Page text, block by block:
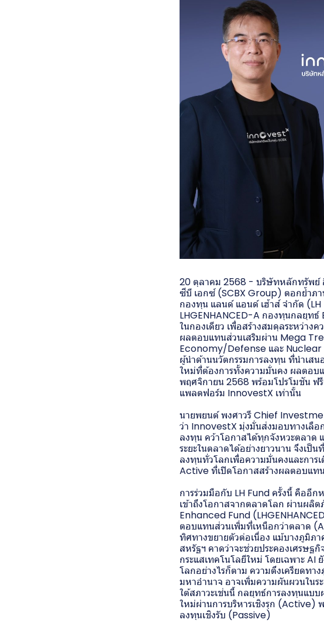
20 ตุลาคม 2568 - บริษัทหลักทรัพย์
ซีบี เอกซ์ (SCBX Group) ตอกย้ำภ
กองทุน แลนด์ แอนด์ เฮ้าส์ จำกัด
LHGENHANCED-A กองทุนกลยุท
ในกองเดียว เพื่อสร้างสมดุลระหว่าง
ผลตอบแทนส่วนเสริมผ่าน Mega
Economy/Defense และ Nuclear
ผู้นำด้านนวัตกรรมการลงทุน ที่นำเส
ใหม่ที่ต้องการทั้งความมั่นคง ผลตอบ
พฤศจิกายน 2568 พร้อมโปรโมชัน ฟ
แพลตฟอร์ม InnovestX เท่านั้น
นายพยนต์ พงศาวรี Chief
ว่า InnovestX มุ่งมั่นส่งมอบทางเลื
ลงทุน คว้าโอกาสได้ทุกจังหวะตลาด
ระยะในตลาดได้อย่างยาวนาน จึงเ
ลงทุนทั่วโลกเพื่อความมั่นคงและการ
Active ที่เปิดโอกาสสร้างผลตอบแท
การร่วมมือกับ LH Fund ครั้งนี้ คืออี
เข้าถึงโอกาสจากตลาดโลก ผ่านผ
Enhanced Fund
ตอบแทนส่วนเพิ่มที่เหนือกว่าตลาด
ทิศทางขยายตัวต่อเนื่อง แม้บางภูมิภ
สหรัฐฯ คาดว่าจะช่วยประคองเศรษฐ
กระแสเทคโนโลยีใหม่ โดยเฉพาะ
โลกอย่างไรก็ตาม ความตึงเครียดทา
มหาอำนาจ อาจเพิ่มความผันผวนใน
ใต้สภาวะเช่นนี้ กลยุทธ์การลงทุนแบ
ใหม่ผ่านการบริหารเชิงรุก (Active)
ลงทุนเชิงรับ (Passive)